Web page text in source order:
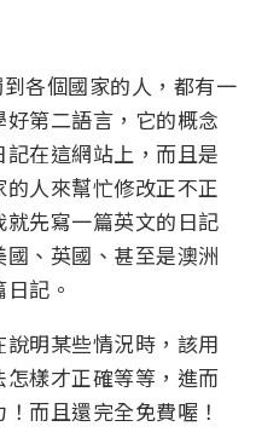
各個國家的人，都有一
第二語言，它的概念
在這網站上，而且是
人來幫忙修改正不正
先寫一篇英文的日記
、英國、甚至是澳洲
記。
明某些情況時，該用
樣才正確等等，進而
而且還完全免費喔！